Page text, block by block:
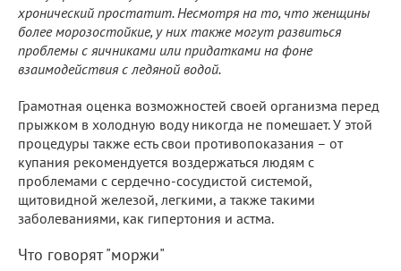
хронический простатит. Несмотря на то, что женщины
более морозостойкие, у них также могут развиться
проблемы с яичниками или придатками на фоне
взаимодействия с ледяной водой.
Грамотная оценка возможностей своей организма перед
прыжком в холодную воду никогда не помешает. У этой
процедуры также есть свои противопоказания – от
купания рекомендуется воздержаться людям с
проблемами с сердечно-сосудистой системой,
щитовидной железой, легкими, а также такими
заболеваниями, как гипертония и астма.
Что говорят "моржи"